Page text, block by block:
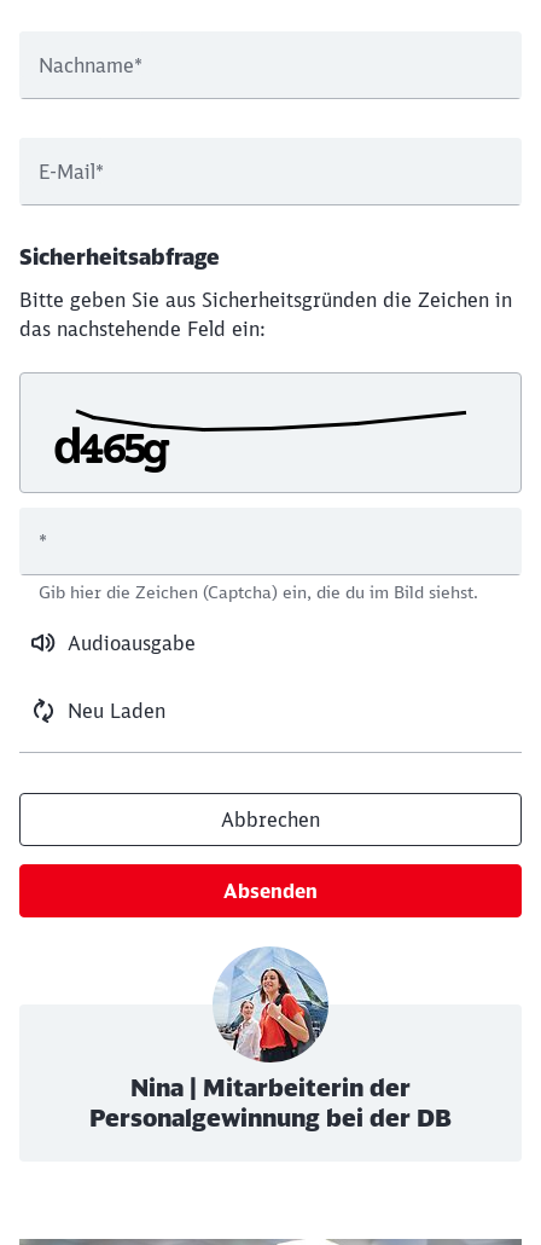
Nachname*
E-Mail*
Sicherheitsabfrage
Bitte geben Sie aus Sicherheitsgründen die Zeichen in
das nachstehende Feld ein:
Audioausgabe
Neu Laden
*
Gib hier die Zeichen (Captcha) ein, die du im Bild siehst.
Abbrechen
Absenden
Nina | Mitarbeiterin der
Personalgewinnung bei der DB
Schließen
Möchten Sie zuweitergeleitet